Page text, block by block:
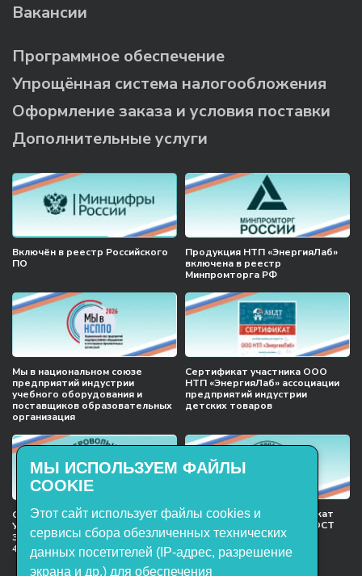
Вакансии
Программное обеспечение
Упрощённая система налогообложения
Оформление заказа и условия поставки
Дополнительные услуги
Включён в реестр Российского
ПО
Продукция НТП «ЭнергияЛаб»
включена в реестр
Минпромторга РФ
Мы в национальном союзе
предприятий индустрии
учебного оборудования и
поставщиков образовательных
организация
Сертификат участника ООО
НТП «ЭнергияЛаб» ассоциации
предприятий индустрии
детских товаров
Сертификат соответствия
Учебное оборудование, марки
ЭнергияЛаб ТУ 32.99.53–001–
47627947–2021 Серийный выпуск
Международный сертификат
менеджмента качества ГОСТ
ISO 9001:2015
МЫ ИСПОЛЬЗУЕМ ФАЙЛЫ
COOKIE
Этот сайт использует файлы cookies и
сервисы сбора обезличенных технических
данных посетителей (IP-адрес, разрешение
экрана и др.) для обеспечения